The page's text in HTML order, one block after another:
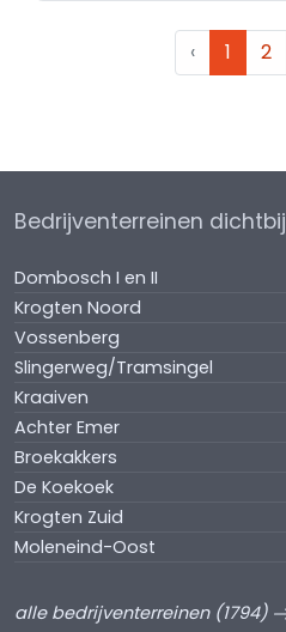
‹ 1 2
Bedrijventerreinen dichtbij
Dombosch I en II
Krogten Noord
Vossenberg
Slingerweg/Tramsingel
Kraaiven
Achter Emer
Broekakkers
De Koekoek
Krogten Zuid
Moleneind-Oost
alle bedrijventerreinen (1794)